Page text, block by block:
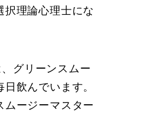
理論心理士にな
グリーンスムー
飲んでいます。
ージーマスター